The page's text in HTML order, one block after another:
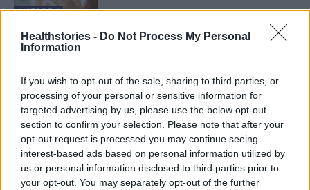
Healthstories - Do Not Process My Personal
Information
If you wish to opt-out of the sale, sharing to third parties, or
processing of your personal or sensitive information for
targeted advertising by us, please use the below opt-out
section to confirm your selection. Please note that after your
opt-out request is processed you may continue seeing
interest-based ads based on personal information utilized by
us or personal information disclosed to third parties prior to
your opt-out. You may separately opt-out of the further
ΔΙΑΤΡΟΦΉ
ΔΙΑΤΡΟΦΉ
Βιταμίνες: Πριν ή μετά το φαγητό
έχουν καλύτερη απορρόφηση;
ΕΥΕΞΊΑ
Ποιες βιταμίνες έχει ανάγκη το
δέρμα σου και γιατί
29 Οκτωβρίου 2022